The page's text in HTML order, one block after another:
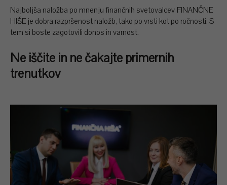
Najboljša naložba po mnenju finančnih svetovalcev FINANČNE
HIŠE je dobra razpršenost naložb, tako po vrsti kot po ročnosti. S
tem si boste zagotovili donos in varnost.
Ne iščite in ne čakajte primernih
trenutkov